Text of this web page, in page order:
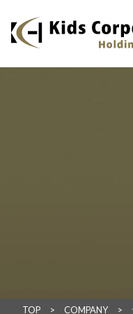
TOP COMPANY